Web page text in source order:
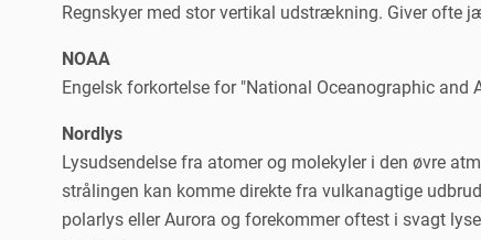
Regnskyer med stor vertikal udstrækning. Giver ofte
NOAA
Engelsk forkortelse for "National Oceanographic
Nordlys
Lysudsendelse fra atomer og molekyler i den øvre
strålingen kan komme direkte fra vulkanagtige
polarlys eller Aurora og forekommer oftest i svagt